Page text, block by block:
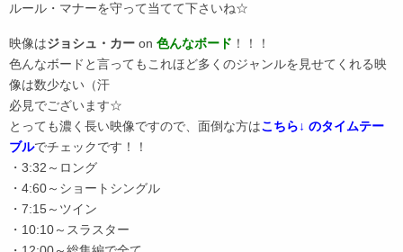
ルール・マナーを守って当てて下さいね☆
映像はジョシュ・カー on 色んなボード ！！！
色んなボードと言ってもこれほど多くのジャンルを見せてくれる映
像は数少ない（汗
必見でございます☆
とっても濃く長い映像ですので、面倒な方はこちら↓ のタイムテー
ブルでチェックです！！
・3:32～ロング
・4:60～ショートシングル
・7:15～ツイン
・10:10～スラスター